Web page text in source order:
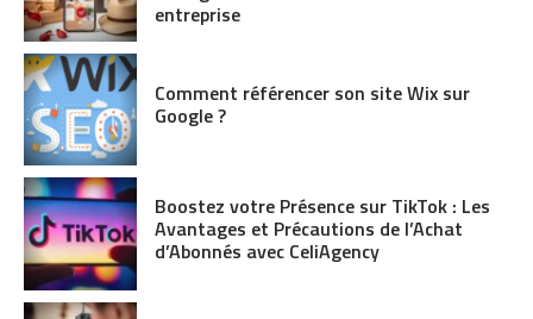
entreprise
Comment référencer son site Wix sur
Google ?
Boostez votre Présence sur TikTok : Les
Avantages et Précautions de l’Achat
d’Abonnés avec CeliAgency